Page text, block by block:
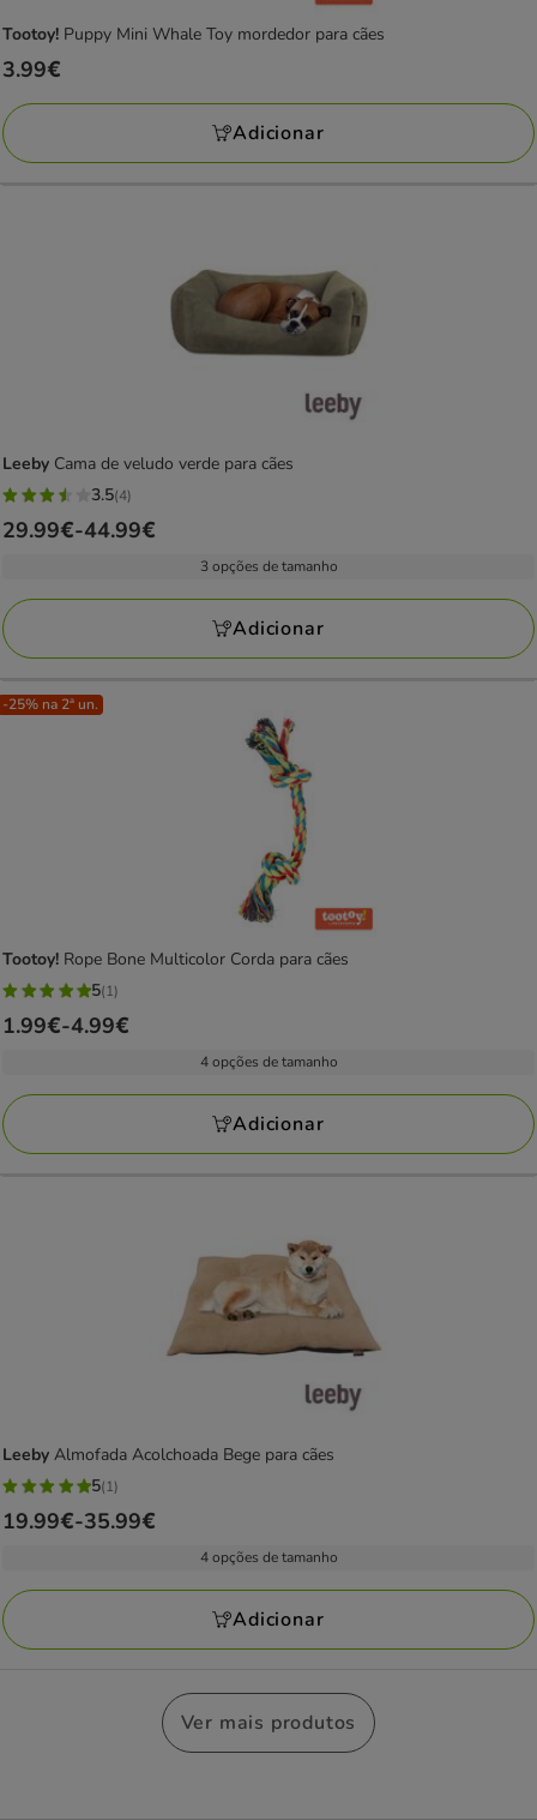
Tootoy! Puppy Mini Whale Toy mordedor para cães
Preço
3.99€
3.99€
Adicionar
Leeby Cama de veludo verde para cães
3.5
estrelas
avaliações
3.5(4)
Preço
a
44.99€
29.99€-44.99€
3 opções de tamanho
Adicionar
-25% na 2ª un.
Tootoy! Rope Bone Multicolor Corda para cães
5
estrelas
avaliações
5(1)
Preço
a
4.99€
1.99€-4.99€
4 opções de tamanho
Adicionar
Leeby Almofada Acolchoada Bege para cães
5
estrelas
avaliações
5(1)
Preço
a
35.99€
19.99€-35.99€
4 opções de tamanho
Adicionar
Ver mais produtos